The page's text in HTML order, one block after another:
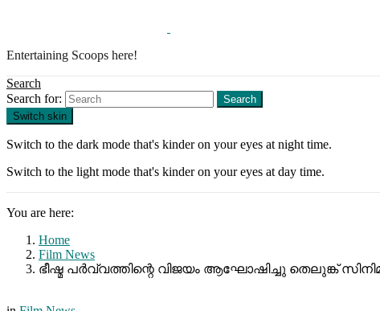
Entertaining Scoops here!
Search
Search for:
Search
Switch skin
Switch to the dark mode that's kinder on your eyes at night time.
Switch to the light mode that's kinder on your eyes at day time.
You are here:
Home
Film News
ഭീഷ്മ പർവ്വത്തിന്റെ വിജയം ആഘോഷിച്ചു തെലുങ്ക്